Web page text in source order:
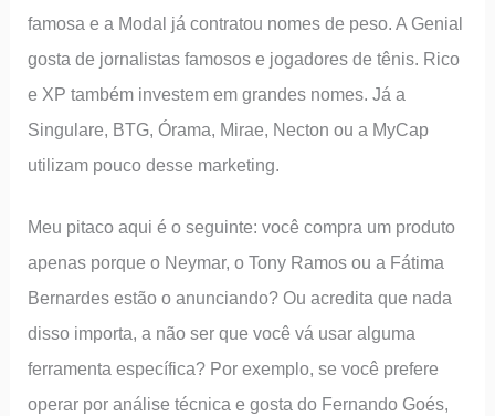
famosa e a Modal já contratou nomes de peso. A Genial
gosta de jornalistas famosos e jogadores de tênis. Rico
e XP também investem em grandes nomes. Já a
Singulare, BTG, Órama, Mirae, Necton ou a MyCap
utilizam pouco desse marketing.
Meu pitaco aqui é o seguinte: você compra um produto
apenas porque o Neymar, o Tony Ramos ou a Fátima
Bernardes estão o anunciando? Ou acredita que nada
disso importa, a não ser que você vá usar alguma
ferramenta específica? Por exemplo, se você prefere
operar por análise técnica e gosta do Fernando Goés,